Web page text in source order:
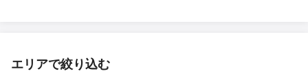
エリアで絞り込む